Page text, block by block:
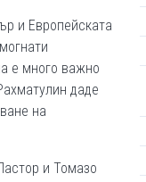
и Европейската
е много важно
даде
на
и Томазо